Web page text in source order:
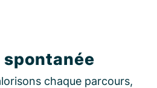
chaque parcours,